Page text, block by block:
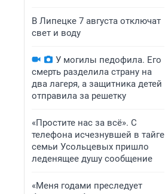
В Липецке 7 августа отключат
свет и воду
У могилы педофила. Его
смерть разделила страну на
два лагеря, а защитника детей
отправила за решетку
«Простите нас за всё». С
телефона исчезнувшей в тайге
семьи Усольцевых пришло
леденящее душу сообщение
«Меня годами преследует